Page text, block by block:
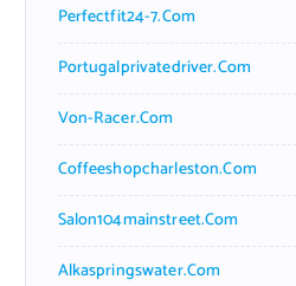
Perfectfit24-7.com
Portugalprivatedriver.com
Von-Racer.com
Coffeeshopcharleston.com
Salon104mainstreet.com
Alkaspringswater.com